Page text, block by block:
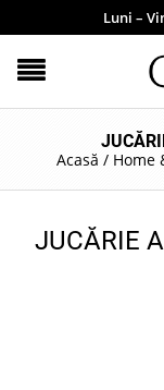
Luni –
Acasă / Home
JUCĂRIE